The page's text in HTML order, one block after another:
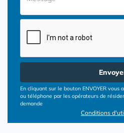
En cliquant sur le bouton ENVOYER vous
ou téléphone par les opérateurs de
demande
Conditions